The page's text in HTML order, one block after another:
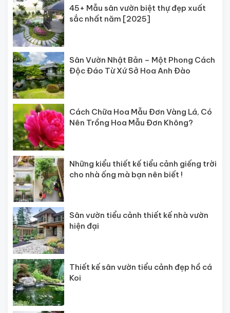
45+ Mẫu sân vườn biệt thự đẹp xuất
sắc nhất năm [2025]
Sân Vườn Nhật Bản – Một Phong Cách
Độc Đáo Từ Xứ Sở Hoa Anh Đào
Cách Chữa Hoa Mẫu Đơn Vàng Lá, Có
Nên Trồng Hoa Mẫu Đơn Không?
Những kiểu thiết kế tiểu cảnh giếng trời
cho nhà ống mà bạn nên biết !
Sân vườn tiểu cảnh thiết kế nhà vườn
hiện đại
Thiết kế sân vườn tiểu cảnh đẹp hồ cá
Koi